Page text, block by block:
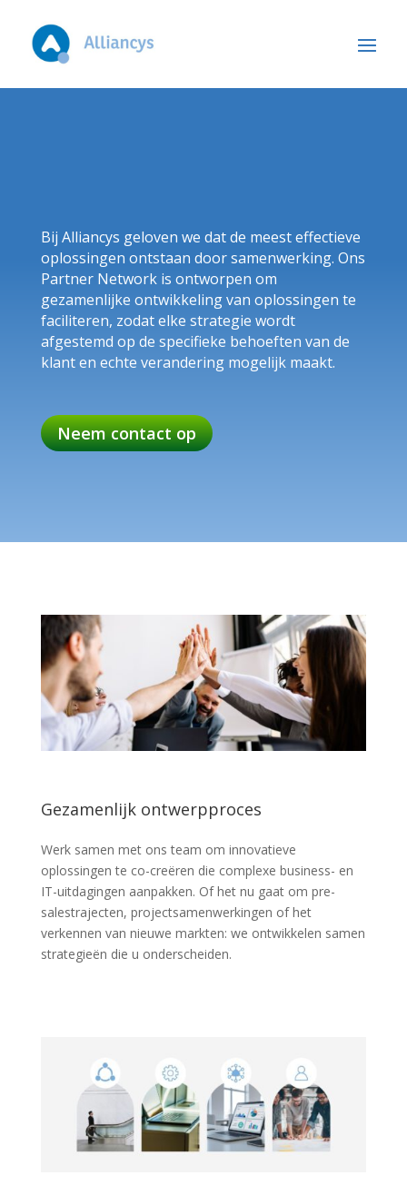
Bij Alliancys geloven we dat de meest effectieve
oplossingen ontstaan door samenwerking. Ons
Partner Network is ontworpen om
gezamenlijke ontwikkeling van oplossingen te
faciliteren, zodat elke strategie wordt
afgestemd op de specifieke behoeften van de
klant en echte verandering mogelijk maakt.
Neem contact op
Gezamenlijk ontwerpproces
Werk samen met ons team om innovatieve
oplossingen te co-creëren die complexe business- en
IT-uitdagingen aanpakken. Of het nu gaat om pre-
salestrajecten, project­samenwerkingen of het
verkennen van nieuwe markten: we ontwikkelen samen
strategieën die u onderscheiden.